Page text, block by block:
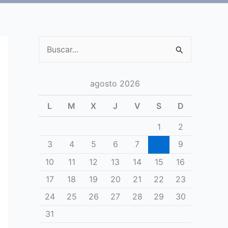
Buscar
por:
agosto 2026
L M X J V S D
1
2
3
4 5 6 7
9
10
11 12 13 14 15
16
17
18 19 20 21 22
23
24
25 26 27 28 29
30
31